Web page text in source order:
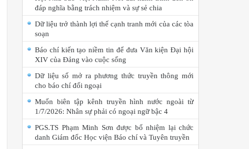
đáp nghĩa bằng trách nhiệm và sự sẻ chia
Dữ liệu trở thành lợi thế cạnh tranh mới của các tòa
soạn
Báo chí kiến tạo niềm tin để đưa Văn kiện Đại hội
XIV của Đảng vào cuộc sống
Dữ liệu số mở ra phương thức truyền thông mới
cho báo chí đối ngoại
Muốn biên tập kênh truyền hình nước ngoài từ
1/7/2026: Nhân sự phải có ngoại ngữ bậc 4
PGS.TS Phạm Minh Sơn được bổ nhiệm lại chức
danh Giám đốc Học viện Báo chí và Tuyên truyền